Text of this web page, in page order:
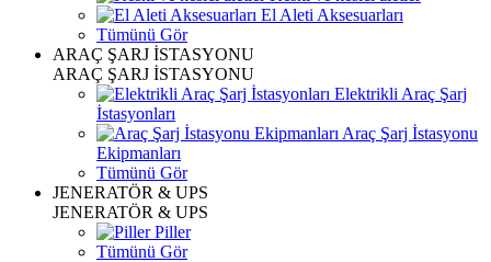
El Aleti Aksesuarları
Tümünü Gör
ARAÇ ŞARJ İSTASYONU
ARAÇ ŞARJ İSTASYONU
Elektrikli Araç Şarj
İstasyonları
Araç Şarj İstasyonu
Ekipmanları
Tümünü Gör
JENERATÖR & UPS
JENERATÖR & UPS
Piller
Tümünü Gör